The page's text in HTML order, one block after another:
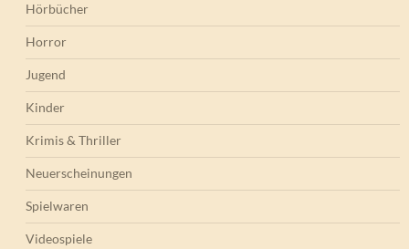
Hörbücher
Horror
Jugend
Kinder
Krimis & Thriller
Neuerscheinungen
Spielwaren
Videospiele